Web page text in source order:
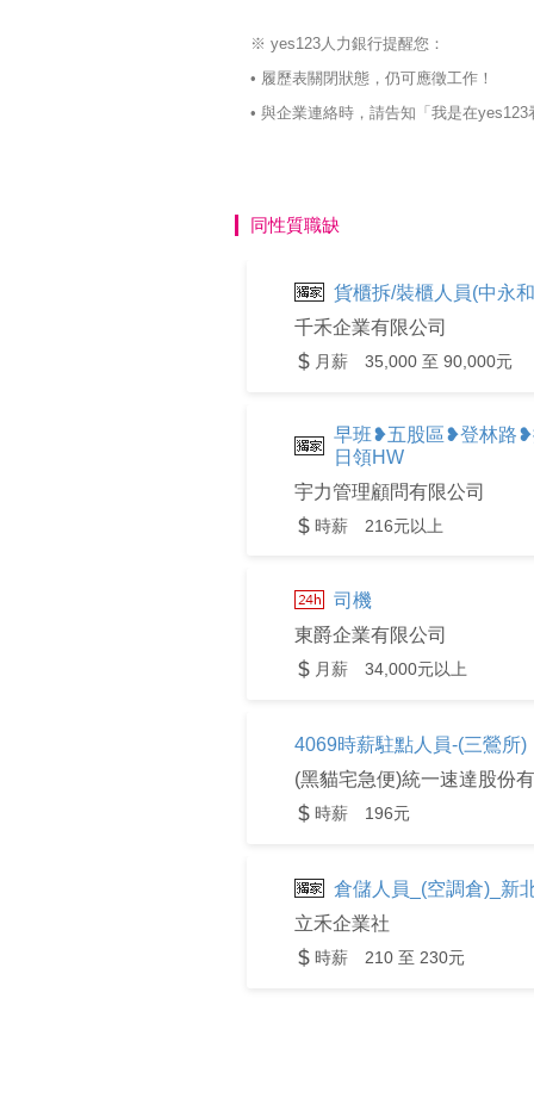
※ yes123人力銀行提醒您：
• 履歷表關閉狀態，仍可應徵工作！
• 與企業連絡時，請告知「我是在
同性質職缺
貨櫃拆/裝櫃人員(中永
千禾企業有限公司
月薪 35,000 至 90,000元
早班❥五股區❥登林路
日領HW
宇力管理顧問有限公司
時薪 216元以上
司機
東爵企業有限公司
月薪 34,000元以上
4069時薪駐點人員-(三鶯所)
(黑貓宅急便)統一速達股份
時薪 196元
倉儲人員_(空調倉)_新
立禾企業社
時薪 210 至 230元